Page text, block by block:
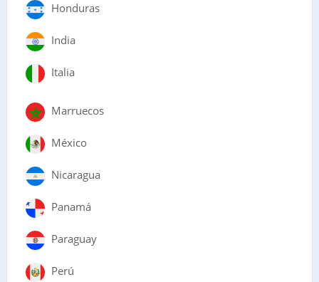
Honduras
India
Italia
Marruecos
México
Nicaragua
Panamá
Paraguay
Perú